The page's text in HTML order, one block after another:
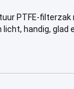
PTFE-
handig, glad